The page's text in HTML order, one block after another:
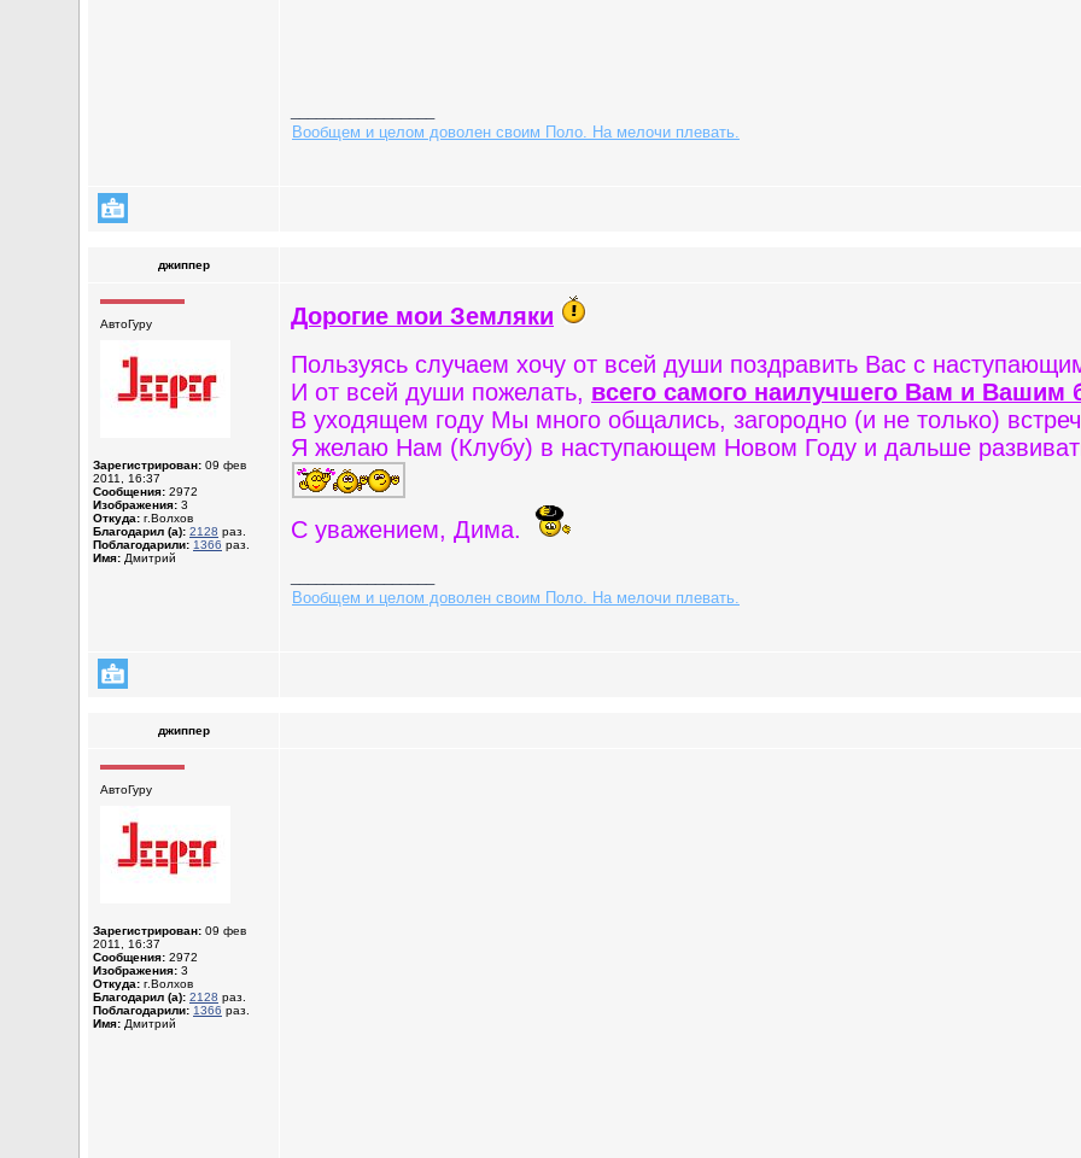
Вообщем и целом доволен своим Поло. На мелочи плевать.
джиппер
АвтоГуру
Зарегистрирован: 09 фев
2011, 16:37
Сообщения: 2972
Изображения: 3
Откуда: г.Волхов
Благодарил (а): 2128 раз.
Поблагодарили: 1366 раз.
Имя: Дмитрий
Дорогие мои Земляки
Пользуясь случаем хочу от всей души поздравить Вас с
И от всей души пожелать, всего самого наилучшего Вам и Вашим
В уходящем году Мы много общались, загородно (и не только)
Я желаю Нам (Клубу) в наступающем Новом Году и дальше
С уважением, Дима.
Вообщем и целом доволен своим Поло. На мелочи плевать.
джиппер
АвтоГуру
Зарегистрирован: 09 фев
2011, 16:37
Сообщения: 2972
Изображения: 3
Откуда: г.Волхов
Благодарил (а): 2128 раз.
Поблагодарили: 1366 раз.
Имя: Дмитрий